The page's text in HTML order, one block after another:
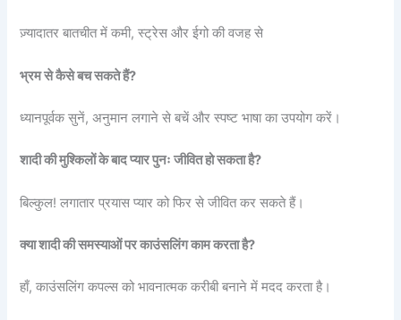
ज़्यादातर बातचीत में कमी, स्ट्रेस और ईगो की वजह से
भ्रम से कैसे बच सकते हैं?
ध्यानपूर्वक सुनें, अनुमान लगाने से बचें और स्पष्ट भाषा का उपयोग करें।
शादी की मुश्किलों के बाद प्यार पुनः जीवित हो सकता है?
बिल्कुल! लगातार प्रयास प्यार को फिर से जीवित कर सकते हैं।
क्या शादी की समस्याओं पर काउंसलिंग काम करता है?
हाँ, काउंसलिंग कपल्स को भावनात्मक करीबी बनाने में मदद करता है।